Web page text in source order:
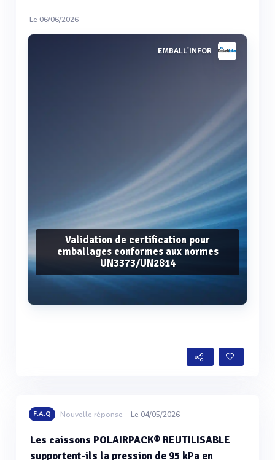
Le 06/06/2026
EMBALL'INFOR
Validation de certification pour
emballages conformes aux normes
UN3373/UN2814
F.A.Q Nouvelle réponse - Le 04/05/2026
Les caissons POLAIRPACK® REUTILISABLE
supportent-ils la pression de 95 kPa en